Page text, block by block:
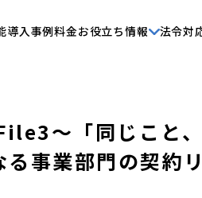
導入事例料金お役立ち情報 法令対
〜「同じこと
事業部門の契約